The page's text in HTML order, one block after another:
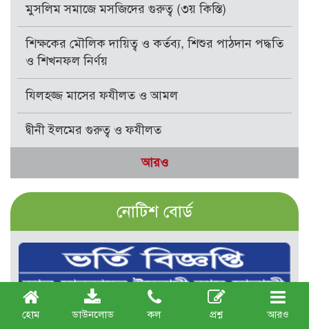
হোম ডাউনলোড কল প্রশ্ন আরও
মুসলিম সমাজে মসজিদের গুরুত্ব (৩য় কিস্তি)
শিক্ষকের মৌলিক দায়িত্ব ও কর্তব্য, শিশুর পাঠদান পদ্ধতি
ও শিখনফল নির্ণয়
যিলহজ্জ মাসের ফযীলত ও আমল
দ্বীনী ইলমের গুরুত্ব ও ফযীলত
আরও
নোটিশ বোর্ড